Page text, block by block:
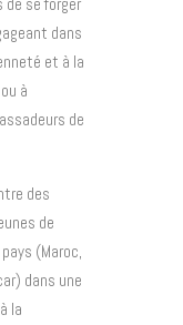
dans
et à la
à
de
des
de
(Maroc,
dans une
la